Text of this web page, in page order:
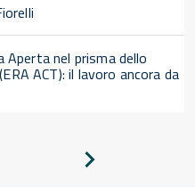
Aperta nel prisma dello
ACT): il lavoro ancora da